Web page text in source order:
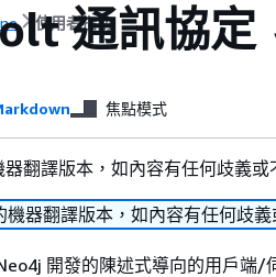
使用者指南
通訊協
焦點模式
翻譯版本，如內容有任何歧義或
機器翻譯版本，如內容有任何歧
開發的陳述式導向的用戶端/